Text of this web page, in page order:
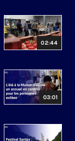
02:44
03:01